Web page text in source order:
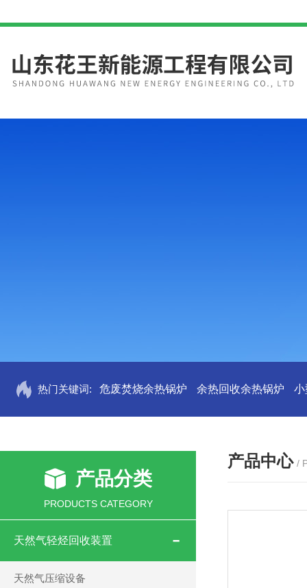
热门关键词: 危废焚烧余热锅炉 余热回收余热锅炉 小
产品分类
PRODUCTS CATEGORY
天然气轻烃回收装置
天然气压缩设备
产品中心 /